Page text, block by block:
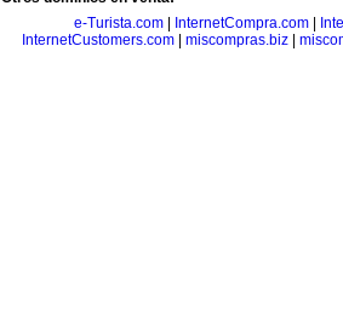
e-Turista.com
InternetCompra.com
InternetCustomers.com| miscompras.biz|